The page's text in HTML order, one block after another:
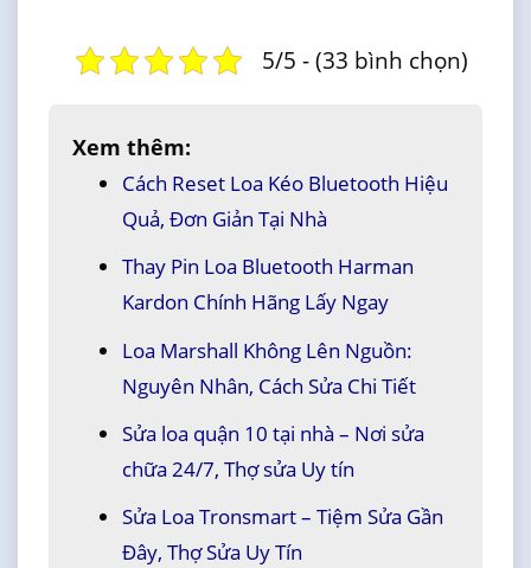
5/5 - (33 bình chọn)
Xem thêm:
Cách Reset Loa Kéo Bluetooth Hiệu
Quả, Đơn Giản Tại Nhà
Thay Pin Loa Bluetooth Harman
Kardon Chính Hãng Lấy Ngay
Loa Marshall Không Lên Nguồn:
Nguyên Nhân, Cách Sửa Chi Tiết
Sửa loa quận 10 tại nhà – Nơi sửa
chữa 24/7, Thợ sửa Uy tín
Sửa Loa Tronsmart – Tiệm Sửa Gần
Đây, Thợ Sửa Uy Tín